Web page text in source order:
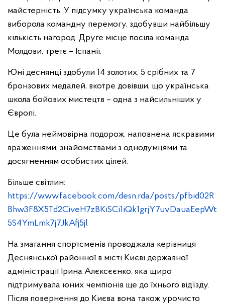
майстерність. У підсумку українська команда
виборола командну перемогу, здобувши найбільшу
кількість нагород. Друге місце посіла команда
Молдови, третє – Іспанії.
Юні деснянці здобули 14 золотих, 5 срібних та 7
бронзових медалей, вкотре довівши, що українська
школа бойових мистецтв – одна з найсильніших у
Європі.
Це була неймовірна подорож, наповнена яскравими
враженнями, знайомствами з однодумцями та
досягненням особистих цілей.
Більше світлин:
https://www.facebook.com/desn.rda/posts/pfbid02R
Bhw3F8X5Td2CiveH7zBKiSCi1iQk1grjY7uvDauaEepWt
5S4YmLmk7j7JkAfj5jl
На змагання спортсменів проводжала керівниця
Деснянської районної в місті Києві державної
адміністрації Ірина Алєксєєнко, яка щиро
підтримувала юних чемпіонів ще до їхнього від’їзду.
Після повернення до Києва вона також урочисто